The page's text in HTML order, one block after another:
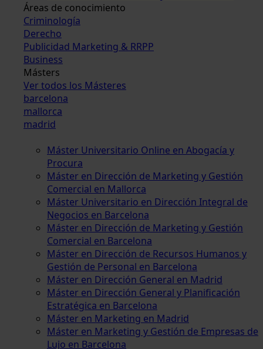
Áreas de conocimiento
Criminología
Derecho
Publicidad Marketing & RRPP
Business
Másters
Ver todos los Másteres
barcelona
mallorca
madrid
Máster Universitario Online en Abogacía y
Procura
Máster en Dirección de Marketing y Gestión
Comercial en Mallorca
Máster Universitario en Dirección Integral de
Negocios en Barcelona
Máster en Dirección de Marketing y Gestión
Comercial en Barcelona
Máster en Dirección de Recursos Humanos y
Gestión de Personal en Barcelona
Máster en Dirección General en Madrid
Máster en Dirección General y Planificación
Estratégica en Barcelona
Máster en Marketing en Madrid
Máster en Marketing y Gestión de Empresas de
Lujo en Barcelona